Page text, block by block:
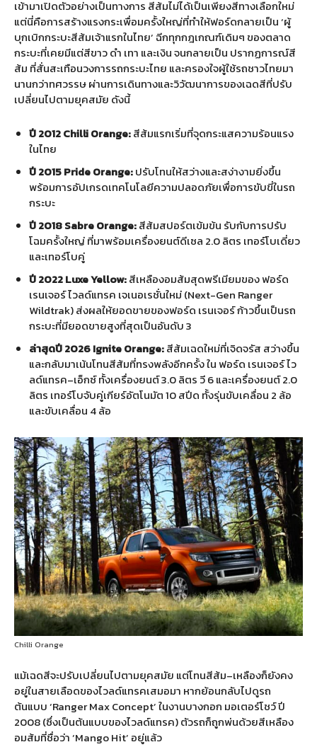
เข้ามาเปิดตัวอย่างเป็นทางการ สีส้มไม่ได้เป็นเพียงสีทางเลือกใหม่
แต่นี่คือการสร้างแรงกระเพื่อมครั้งใหญ่ที่ทำให้ฟอร์ดกลายเป็น‘ผู้
บุกเบิกกระบะสีส้มเจ้าแรกในไทย’ ฉีกทุกกฎเกณฑ์เดิมๆ ของตลาด
กระบะที่เคยมีแต่สีขาว ดำ เทา และเงิน จนกลายเป็น ปรากฏการณ์สี
ส้ม ที่สั่นสะเทือนวงการรถกระบะไทย และครองใจผู้ใช้รถชาวไทยมา
นานกว่าทศวรรษ ผ่านการเดินทางและวิวัฒนาการของเฉดสีที่ปรับ
เปลี่ยนไปตามยุคสมัย ดังนี้
ปี2012 Chilli Orange:สีส้มแรกเริ่มที่จุดกระแสความร้อนแรง
ในไทย
ปี2015 Pride Orange:ปรับโทนให้สว่างและสง่างามยิ่งขึ้น
พร้อมการอัปเกรดเทคโนโลยีความปลอดภัยเพื่อการขับขี่ในรถ
กระบะ
ปี2018 Sabre Orange:สีส้มสปอร์ตเข้มข้น รับกับการปรับ
โฉมครั้งใหญ่ ที่มาพร้อมเครื่องยนต์ดีเซล 2.0ลิตร เทอร์โบเดี่ยว
และเทอร์โบคู่
ปี2022 Luxe Yellow:สีเหลืองอมส้มสุดพรีเมียมของ ฟอร์ด
เรนเจอร์ ไวลด์แทรค เจเนอเรชั่นใหม่(Next-Gen Ranger
Wildtrak)ส่งผลให้ยอดขายของฟอร์ด เรนเจอร์ ก้าวขึ้นเป็นรถ
กระบะที่มียอดขายสูงที่สุดเป็นอันดับ3
ล่าสุดปี2026 Ignite Orange:สีส้มเฉดใหม่ที่เจิดจรัส สว่างขึ้น
และกลับมาเน้นโทนสีส้มที่ทรงพลังอีกครั้ง ใน ฟอร์ด เรนเจอร์ ไว
ลด์แทรค–เอ็กซ์ ทั้งเครื่องยนต์3.0ลิตร วี6และเครื่องยนต์2.0
ลิตร เทอร์โบจับคู่เกียร์อัตโนมัต10สปีด ทั้งรุ่นขับเคลื่อน 2 ล้อ
และขับเคลื่อน 4ล้อ
Chilli Orange
แม้เฉดสีจะปรับเปลี่ยนไปตามยุคสมัย แต่โทนสีส้ม–เหลืองก็ยังคง
อยู่ในสายเลือดของไวลด์แทรคเสมอมา หากย้อนกลับไปดูรถ
ต้นแบบ‘Ranger Max Concept’ในงานบางกอก มอเตอร์โชว์ ปี
2008 (ซึ่งเป็นต้นแบบของไวลด์แทรค)ตัวรถก็ถูกพ่นด้วยสีเหลือง
อมส้มที่ชื่อว่า‘Mango Hit’ อยู่แล้ว